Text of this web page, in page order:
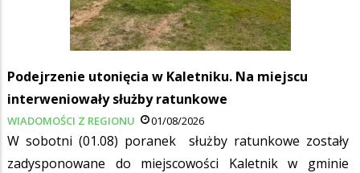
Podejrzenie utonięcia w Kaletniku. Na miejscu
interweniowały służby ratunkowe
WIADOMOŚCI Z REGIONU 01/08/2026
W sobotni (01.08) poranek służby ratunkowe zostały
zadysponowane do miejscowości Kaletnik w gminie